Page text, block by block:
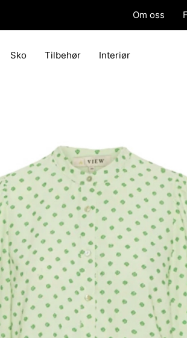
Om oss
Sko Tilbehør Interiør